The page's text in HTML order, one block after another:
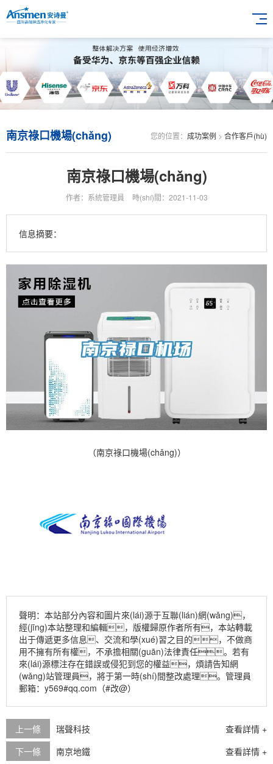
您的位置： 成功案例 > 合作客戶(hù)
南京祿口機場(chǎng)
南京祿口機場(chǎng)
作者：系統管理員 時(shí)間：2021-11-03
信息摘要：
（南京祿口機場(chǎng)）
聲明：本站部分內容和圖片來(lái)源于互聯(lián)網(wǎng)，
經(jīng)本站整理和編輯，版權歸原作者所有，本站轉載
出于傳遞更多信息、交流和學(xué)習之目的，不做商
用不擁有所有權，不承擔相關(guān)法律責任。若有
來(lái)源標注存在錯誤或侵犯到您的權益，煩請告知網
(wǎng)站管理員，將于第一時(shí)間整改處理。管理員
郵箱：y569#qq.com（#改@）
上一條 瑞聲科技
查看詳情 +
下一條
南京地鐵 查看詳情 +